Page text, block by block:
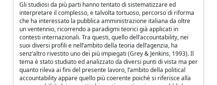
Gli studiosi da più parti hanno tentato di sistematizzare ed
interpretare il complesso, e talvolta tortuoso, percorso di riforma
che ha interessato la pubblica amministrazione italiana da oltre
un ventennio, ricorrendo a paradigmi teorici già applicati in
contesti internazionali. Tra questi, quello dell’accountability, nei
suoi diversi profili e nell’ambito della teoria dell’agenzia, ha
senz’altro rivestito uno dei più impiegati (Grey & Jenkins, 1993). Il
tema è stato studiato ed analizzato da diversi punti di vista ma per
quanto rileva ai fini del presente lavoro, l’ambito della political
accountability appare quello più coerente poiché si riferisce alla